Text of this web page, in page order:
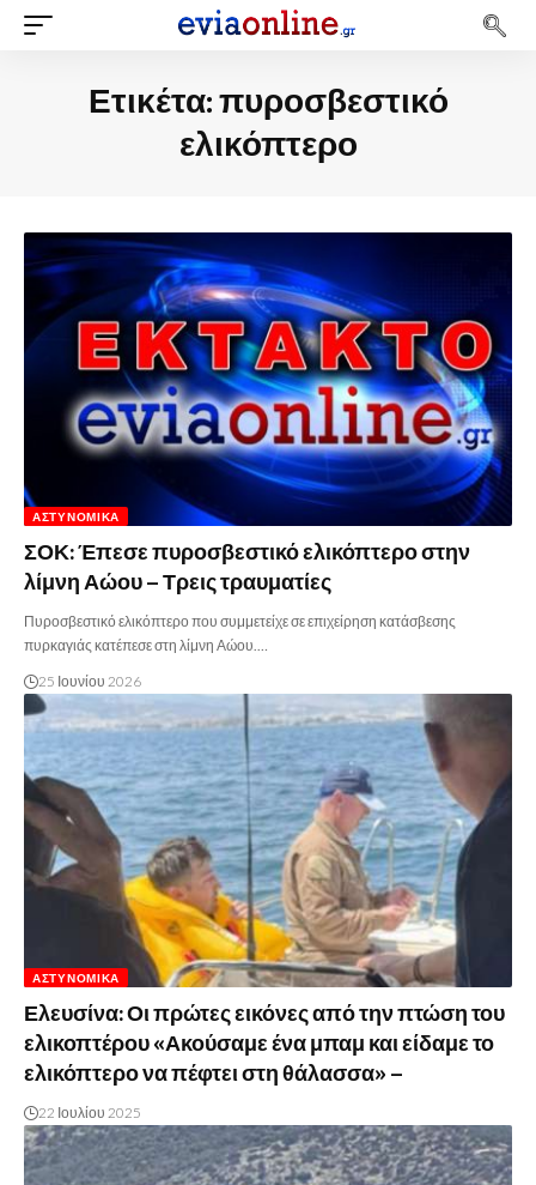
Ετικέτα:πυροσβεστικό
ελικόπτερο
ΑΣΤΥΝΟΜΙΚΆ
ΣΟΚ: Έπεσε πυροσβεστικό ελικόπτερο στην
λίμνη Αώου – Τρεις τραυματίες
Πυροσβεστικό ελικόπτερο που συμμετείχε σε επιχείρηση κατάσβεσης
πυρκαγιάς κατέπεσε στη λίμνη Αώου.…
25 Ιουνίου 2026
ΑΣΤΥΝΟΜΙΚΆ
Ελευσίνα: Οι πρώτες εικόνες από την πτώση του
ελικοπτέρου «Ακούσαμε ένα μπαμ και είδαμε το
ελικόπτερο να πέφτει στη θάλασσα» –
22 Ιουλίου 2025